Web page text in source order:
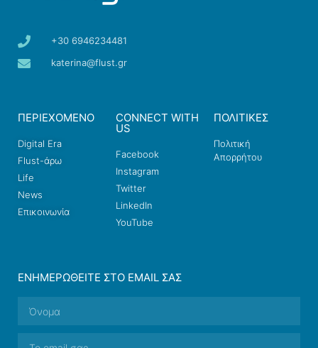
+30 6946234481
katerina@flust.gr
ΠΕΡΙΕΧΟΜΕΝΟ
Digital Era
Flust-άρω
Life
News
Επικοινωνία
CONNECT WITH
US
Facebook
Instagram
Twitter
LinkedIn
YouTube
ΠΟΛΙΤΙΚΕΣ
Πολιτική
Απορρήτου
ΕΝΗΜΕΡΩΘΕΊΤΕ ΣΤΟ EMAIL ΣΑΣ